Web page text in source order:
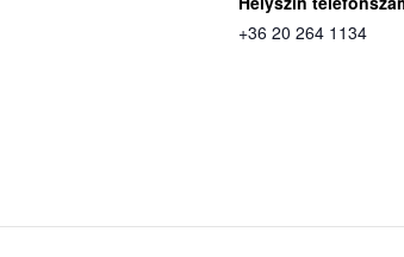
+36 20 264 1134